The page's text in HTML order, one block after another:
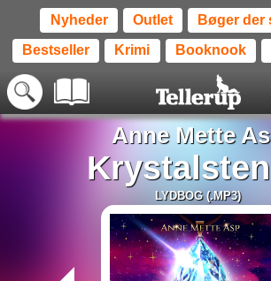
Nyheder Outlet Bøger der
Bestseller Krimi Booknook
Anne Mette
LYDBOG (.MP3)